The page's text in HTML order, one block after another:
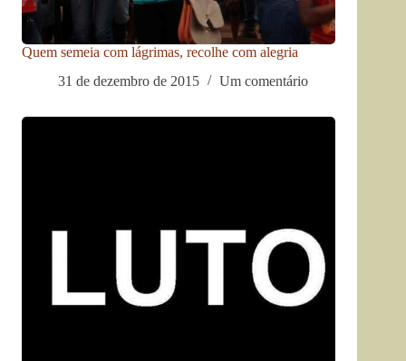
Quem semeia com lágrimas, recolhe com alegria
31 de dezembro de 2015
Um comentário